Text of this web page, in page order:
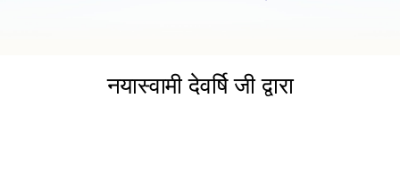
नयास्वामी देवर्षि जी द्वारा